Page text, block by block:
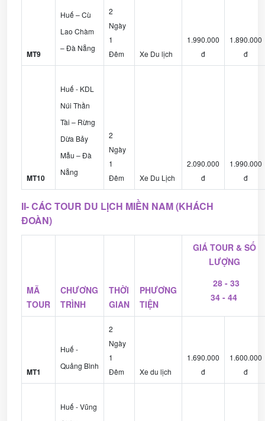
MT9
Huế – Cù
Lao Chàm
– Đà Nẵng
2
Ngày
1
Đêm
Xe Du lịch
1.990.000
đ
1.890.000
đ
MT10
Huế - KDL
Núi Thần
Tài – Rừng
Dừa Bảy
Mẫu – Đà
Nẵng
2
Ngày
1
Đêm
Xe Du Lịch
2.090.000
đ
1.990.000
đ
II- CÁC TOUR DU LỊCH MIỀN NAM (KHÁCH
ĐOÀN)
MÃ
TOUR
CHƯƠNG
TRÌNH
THỜI
GIAN
PHƯƠNG
TIỆN
GIÁ TOUR & SỐ
LƯỢNG
28 - 33
34 - 44
MT1
Huế -
Quảng Bình
2
Ngày
1
Đêm
Xe du lịch
1.690.000
đ
1.600.000
đ
Huế - Vũng